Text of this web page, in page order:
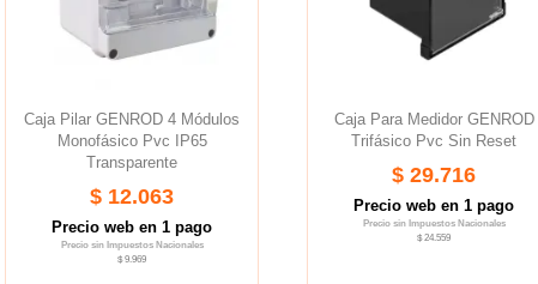
Caja Pilar GENROD 4 Módulos
Monofásico Pvc IP65
Transparente
$ 12.063
Precio web en 1 pago
Precio sin Impuestos Nacionales
$ 9.969
Caja Para Medidor GENROD
Trifásico Pvc Sin Reset
$ 29.716
Precio web en 1 pago
Precio sin Impuestos Nacionales
$ 24.559